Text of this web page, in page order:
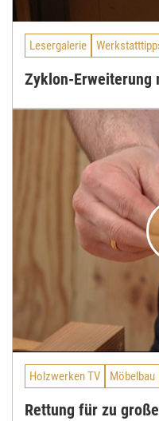
Lesergalerie
Zyklon-Erweiterung
Holzwerken TV Möbelbau
Rettung für zu